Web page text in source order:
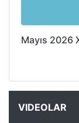
Mayıs 2026
VIDEOLAR